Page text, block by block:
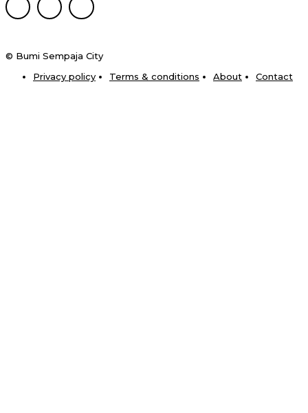
© Bumi Sempaja City
Privacy policy
Terms & conditions About Contact